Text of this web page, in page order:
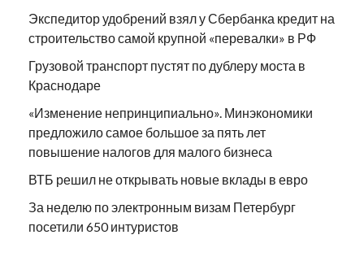
Экспедитор удобрений взял у Сбербанка кредит на
строительство самой крупной «перевалки» в РФ
Грузовой транспорт пустят по дублеру моста в
Краснодаре
«Изменение непринципиально». Минэкономики
предложило самое большое за пять лет
повышение налогов для малого бизнеса
ВТБ решил не открывать новые вклады в евро
За неделю по электронным визам Петербург
посетили 650 интуристов